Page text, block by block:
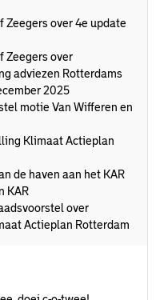
Zeegers over 4e update
Zeegers over
adviezen Rotterdams
2025
motie Van Wifferen en
Klimaat Actieplan
de haven aan het KAR
KAR
over
Actieplan Rotterdam